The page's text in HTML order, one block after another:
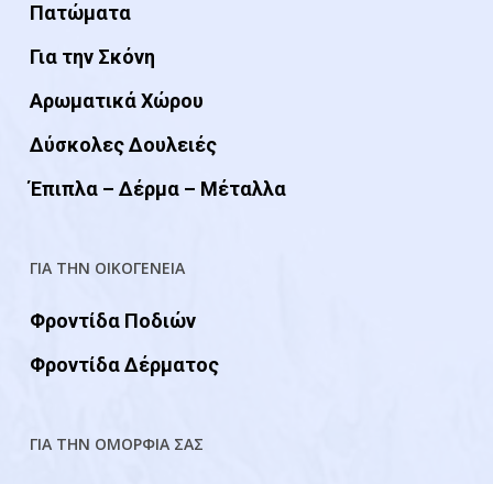
Πατώματα
Για την Σκόνη
Αρωματικά Χώρου
Δύσκολες Δουλειές
Έπιπλα – Δέρμα – Μέταλλα
ΓΙΑ ΤΗΝ ΟΙΚΟΓΕΝΕΙΑ
Φροντίδα Ποδιών
Φροντίδα Δέρματος
ΓΙΑ ΤΗΝ ΟΜΟΡΦΙΑ ΣΑΣ